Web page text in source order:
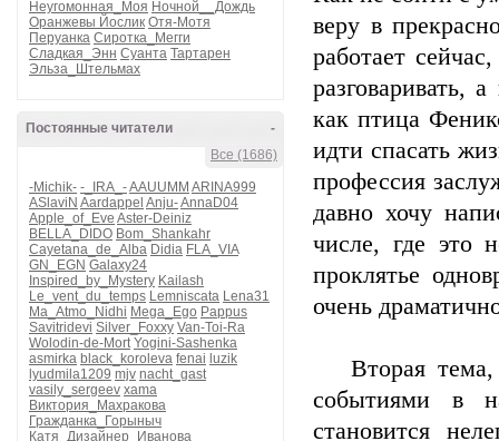
Неугомонная_Моя Ночной__Дождь
Оранжевы Йослик Отя-Мотя
Перуанка Сиротка_Мегги
Сладкая_Энн Суанта Тартарен
Эльза_Штельмах
-
Постоянные читатели
Все (1686)
-Michik- -_IRA_-AAUUMM ARINA999
ASlaviN Aardappel Anju-AnnaD04
Apple_of_Eve Aster-Deiniz
BELLA_DIDO Bom_Shankahr
Cayetana_de_Alba Didia FLA_VIA
GN_EGN Galaxy24
Inspired_by_Mystery Kailash
Le_vent_du_temps Lemniscata Lena31
Ma_Atmo_Nidhi Mega_Ego Pappus
Savitridevi Silver_Foxxy Van-Toi-Ra
Wolodin-de-Mort Yogini-Sashenka
asmirka black_koroleva fenai luzik
lyudmila1209 mjv nacht_gast
vasily_sergeev xama
Виктория_Махракова
Гражданка_Горыныч
Катя_Дизайнер_Иванова
веру в
работает
разговаривать,
как птица
идти спасать
профессия
давно хочу
числе, где это
проклятье
очень
Вторая тема,
событиями в
становится